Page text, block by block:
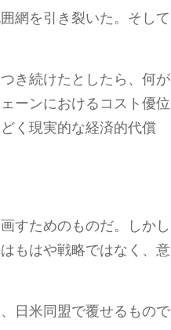
網を引き裂いた。そして
き続けたとしたら、何が
ーンにおけるコスト優位
く現実的な経済的代償
すためのものだ。しかし
もはや戦略ではなく、意
日米同盟で覆せるもので